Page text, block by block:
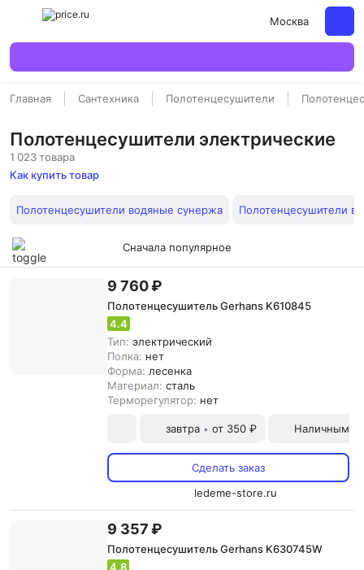
Москва
Главная Сантехника Полотенцесушители
Полотенцесушители электрические
1 023 товара
Как купить товар
Полотенцесушители водяные сунержа Полотенцесушители
Сначала популярное
9 760 ₽
Полотенцесушитель Gerhans K610845
4.4
Тип: электрический
Полка: нет
Форма: лесенка
Материал: сталь
Терморегулятор: нет
завтра • от 350 ₽ Наличными
Сделать заказ
ledeme-store.ru
9 357 ₽
Полотенцесушитель Gerhans K630745W
4.8